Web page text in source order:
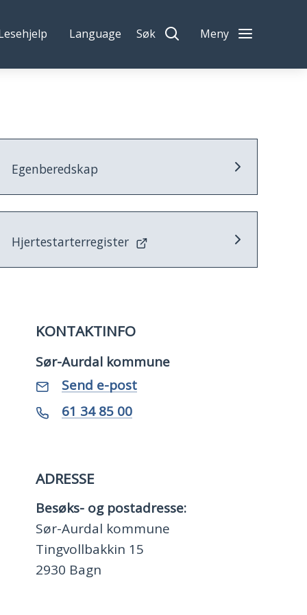
Language Søk Meny
Egenberedskap
Hjertestarterregister
KONTAKTINFO
Sør-Aurdal kommune
E-
post
Send e-posttil
Sør-
Telefon
61 34 85 00
ADRESSE
Besøks- og postadresse:
Sør-Aurdal kommune
Tingvollbakkin 15
2930 Bagn